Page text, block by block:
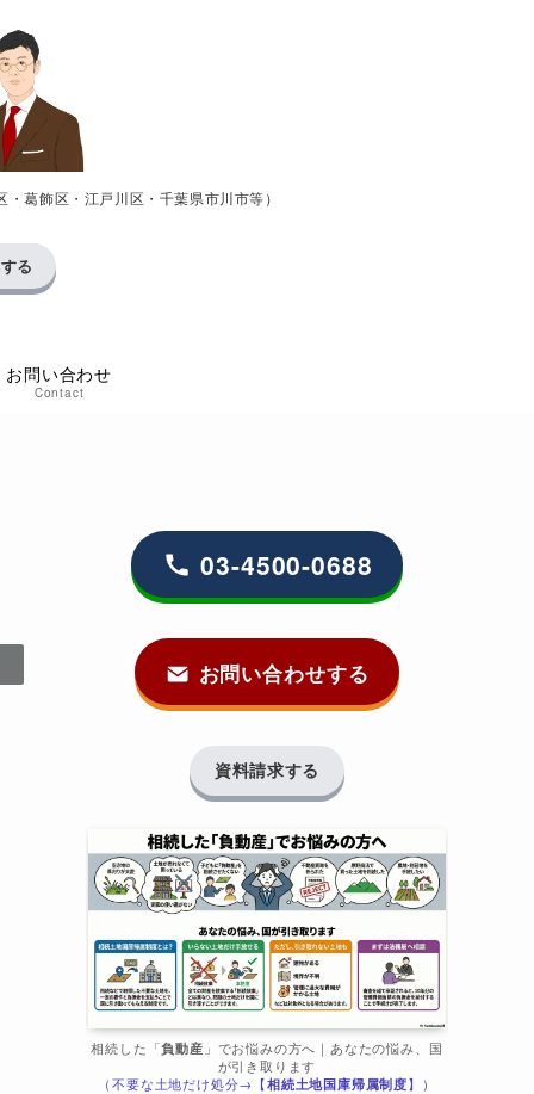
葛飾区・江戸川区・千葉県市川市等）
お問い合わせ
Contact
る
03-4500-0688
お問い合わせする
資料請求する
相続した「負動産 」でお悩みの方へ｜あなたの悩み、国
が引き取ります
（不要な土地だけ処分→【相続土地国庫帰属制度】）